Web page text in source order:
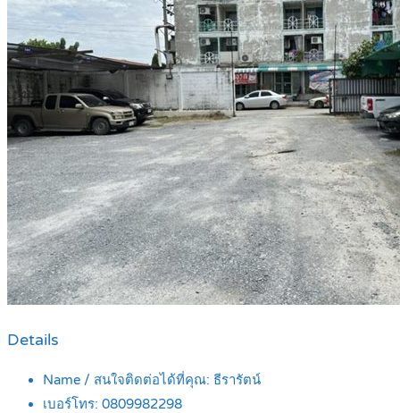
Details
Name / สนใจติดต่อได้ที่คุณ: ธีรารัตน์
เบอร์โทร: 0809982298